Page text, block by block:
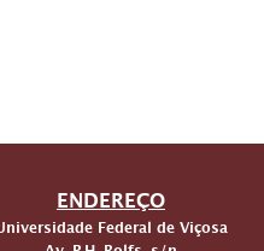
ENDEREÇO
Federal de Viçosa